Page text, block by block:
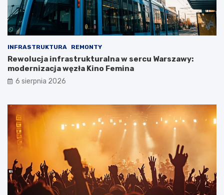
INFRASTRUKTURA REMONTY
Rewolucja infrastrukturalna w sercu Warszawy:
modernizacja węzła Kino Femina
6 sierpnia 2026